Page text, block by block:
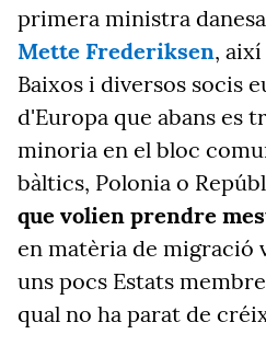
primera ministra
Mette Frederiksen,
Baixos i diversos socis
d'Europa que abans es
minoria en el bloc
bàltics, Polonia o
que volien prendre
en matèria de migració
uns pocs Estats
qual no ha parat de